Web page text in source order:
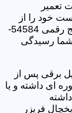
تعمیر
خود را از
طریق فرم آنلاین و یا تماس با شماره پنج رقمی 54584-
شما رسیدگی
برقی پس از
ای داشته و یا
فریزر